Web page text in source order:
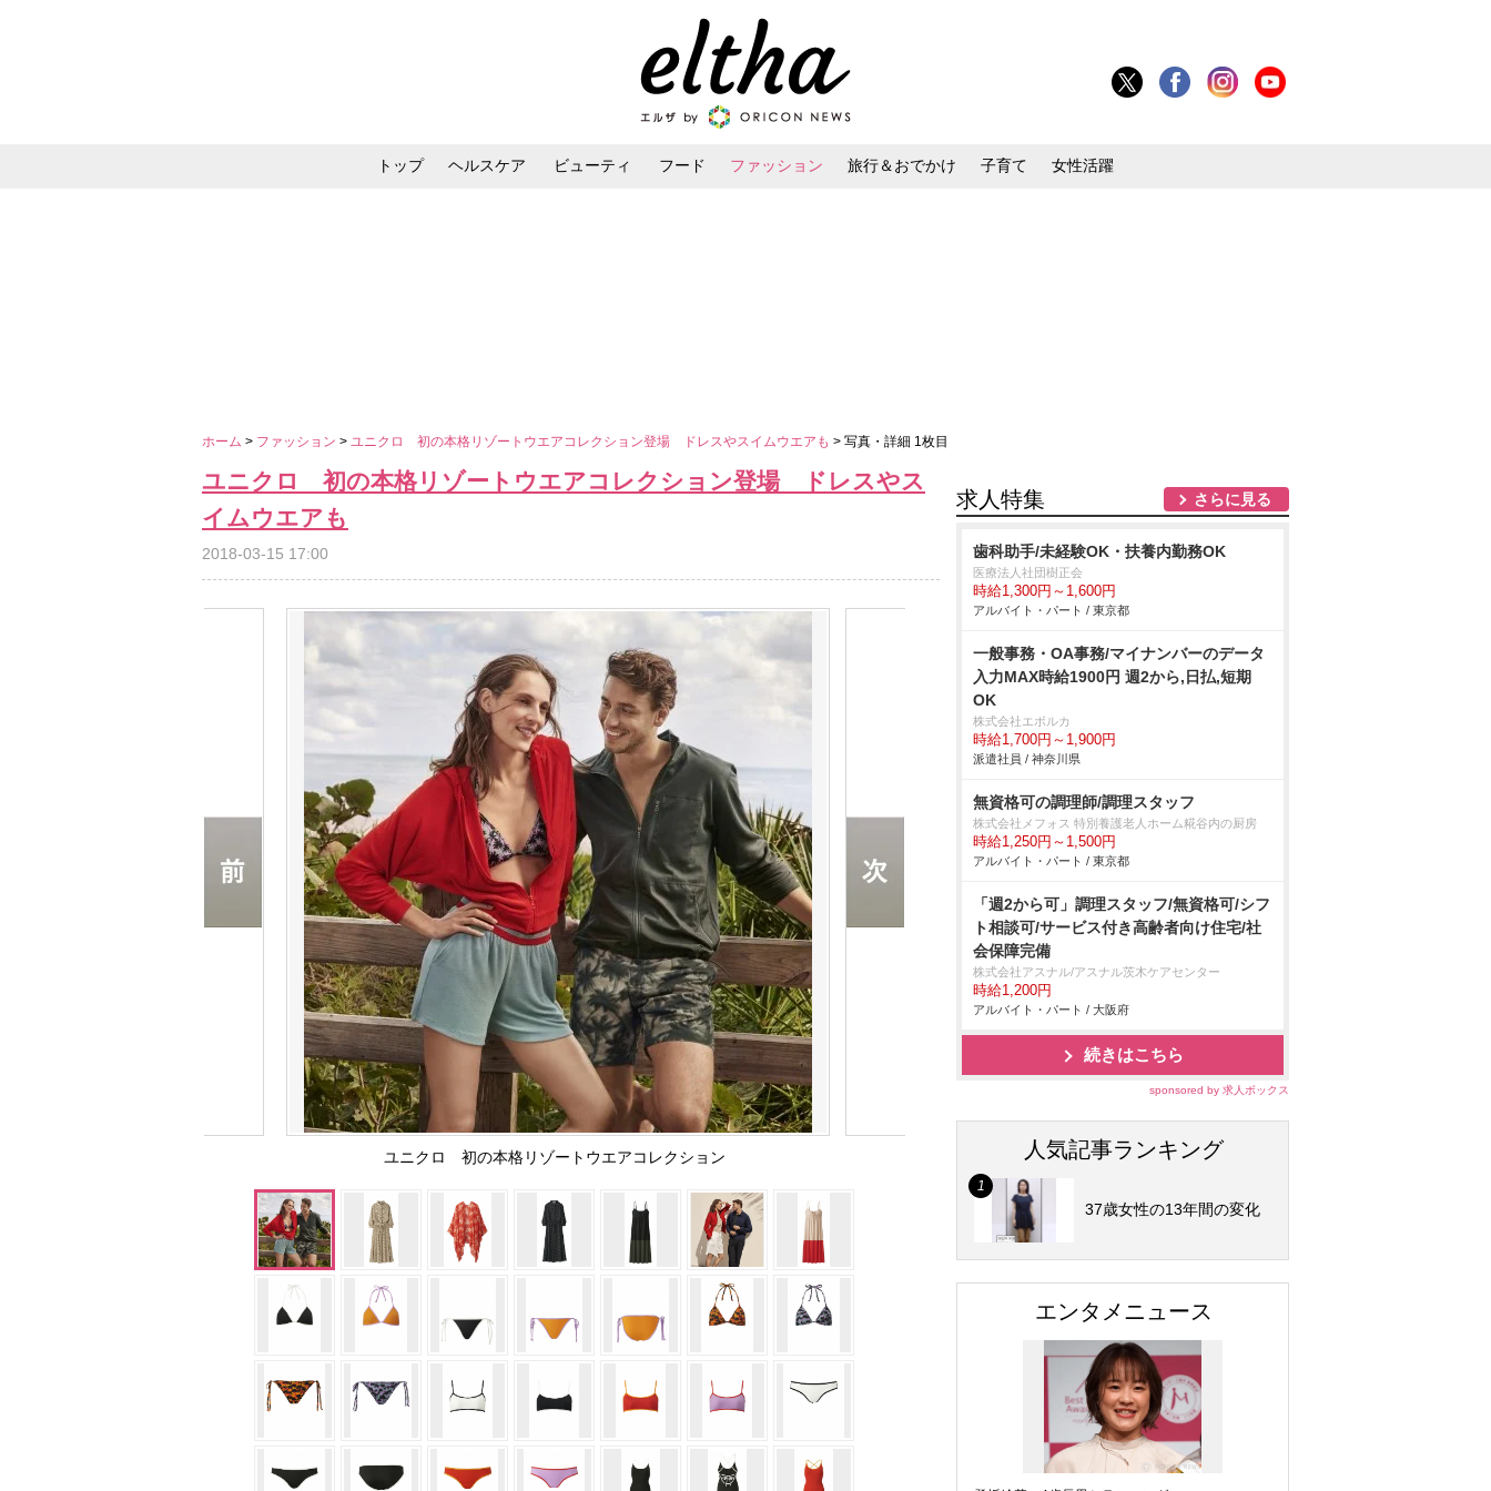
トップ ヘルスケア ビューティ フード ファッション 旅行＆おでかけ 子育て 女性活躍
ホーム > ファッション > ユニクロ 初の本格リゾートウエアコレクション登場 ドレスやスイムウエアも > 写真・詳細 1枚目
ユニクロ 初の本格リゾートウエアコレクション登場 ドレスやス
イムウエアも
2018-03-15 17:00
ユニクロ 初の本格リゾートウエアコレクション
求人特集 さらに見る
歯科助手/未経験OK・扶養内勤務OK
医療法人社団樹正会
時給1,300円～1,600円
アルバイト・パート / 東京都
一般事務・OA事務/マイナンバーのデータ
入力MAX時給1900円 週2から,日払,短期
OK
株式会社エボルカ
時給1,700円～1,900円
派遣社員 / 神奈川県
無資格可の調理師/調理スタッフ
株式会社メフォス 特別養護老人ホーム糀谷内の厨房
時給1,250円～1,500円
アルバイト・パート / 東京都
「週2から可」調理スタッフ/無資格可/シフ
ト相談可/サービス付き高齢者向け住宅/社
会保障完備
株式会社アスナル/アスナル茨木ケアセンター
時給1,200円
アルバイト・パート / 大阪府
続きはこちら
sponsored by 求人ボックス
人気記事ランキング
37歳女性の13年間の変化
エンタメニュース